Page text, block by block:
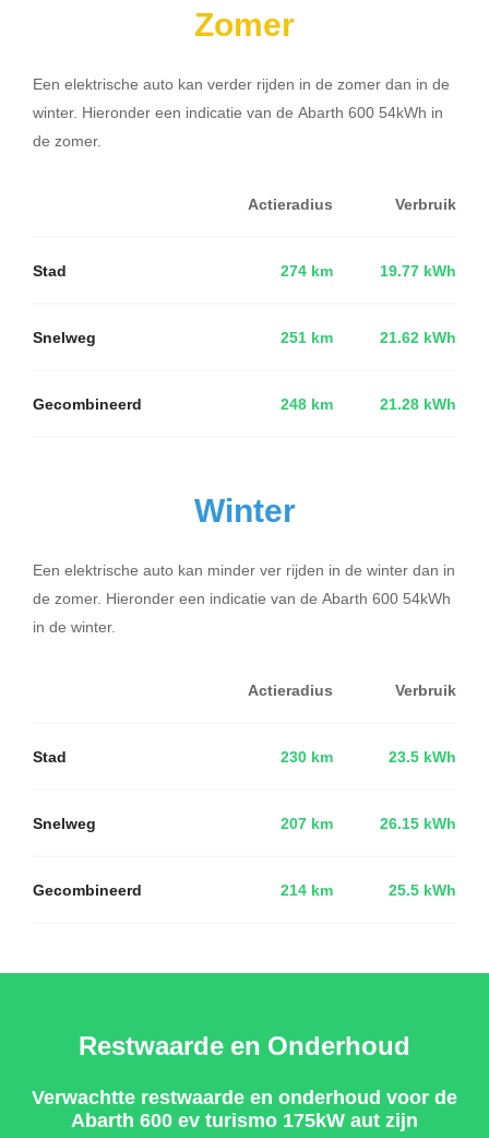
Zomer
Een elektrische auto kan verder rijden in de zomer dan in de
winter. Hieronder een indicatie van de Abarth 600 54kWh in
de zomer.
Actieradius Verbruik
Stad 274 km 19.77 kWh
Snelweg 251 km 21.62 kWh
Gecombineerd 248 km 21.28 kWh
Winter
Een elektrische auto kan minder ver rijden in de winter dan in
de zomer. Hieronder een indicatie van de Abarth 600 54kWh
in de winter.
Actieradius Verbruik
Stad 230 km 23.5 kWh
Snelweg 207 km 26.15 kWh
Gecombineerd 214 km 25.5 kWh
Restwaarde en Onderhoud
Verwachtte restwaarde en onderhoud voor de
Abarth 600 ev turismo 175kW aut zijn